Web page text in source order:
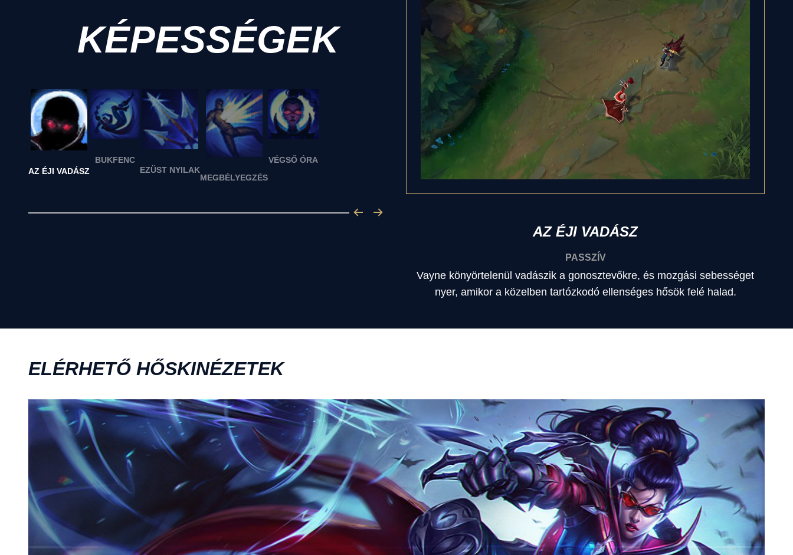
KÉPESSÉGEK
AZ ÉJI VADÁSZ
BUKFENC
EZÜST NYILAK
MEGBÉLYEGZÉS
VÉGSŐ ÓRA
AZ ÉJI VADÁSZ
PASSZÍV
Vayne könyörtelenül vadászik a gonosztevőkre, és mozgási sebességet
nyer, amikor a közelben tartózkodó ellenséges hősök felé halad.
ELÉRHETŐ HŐSKINÉZETEK